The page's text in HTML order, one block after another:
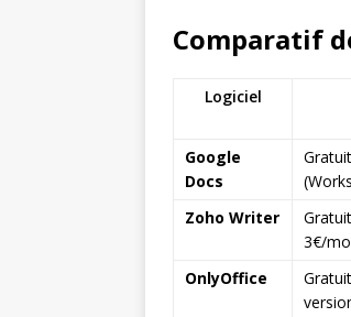
Comparatif
Logiciel
Google
Docs
Zoho Writer
3€/
OnlyOffice